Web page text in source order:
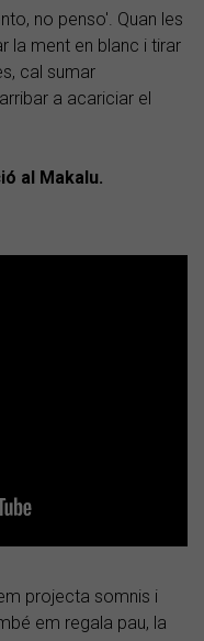
no penso'. Quan les
la ment en blanc i tirar
cal sumar
a acariciar el
al Makalu.
projecta somnis i
em regala pau, la